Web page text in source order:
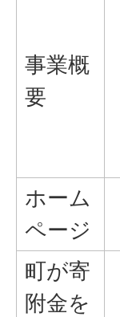
事業概
要
ホーム
ページ
町が寄
附金を